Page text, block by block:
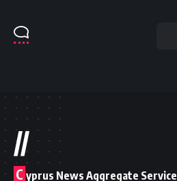
//
C yprus News Aggregate Service